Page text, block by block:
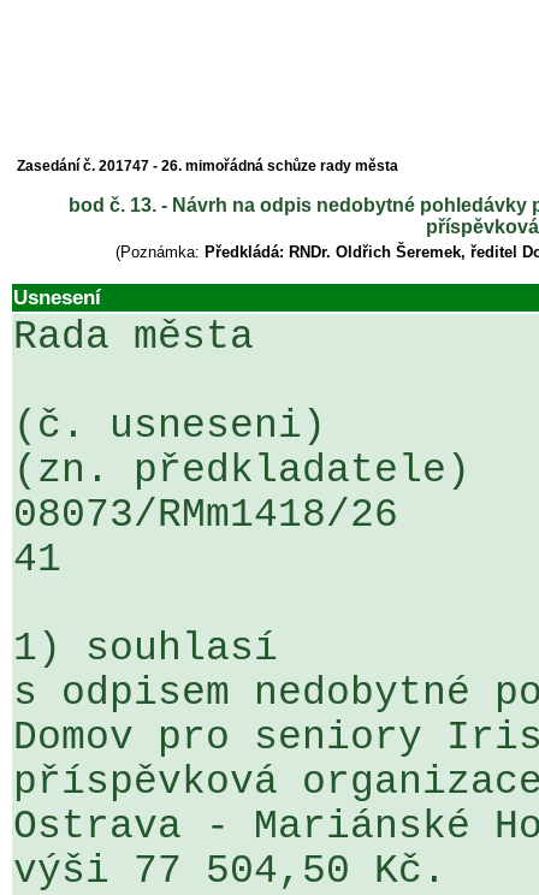
Zasedání č. 201747 - 26. mimořádná schůze rady města
bod č. 13. - Návrh na odpis nedobytné
(Poznámka: Předkládá: RNDr. Oldřich Šeremek, ředitel
Usnesení
Rada města
(č. usneseni)
(zn. předkladatele)
08073/RMm1418/
41
1) souhlasí
s odpisem nedobytné
Domov pro seniory
příspěvková
Ostrava - Mariánské
výši 77 504,50 Kč.